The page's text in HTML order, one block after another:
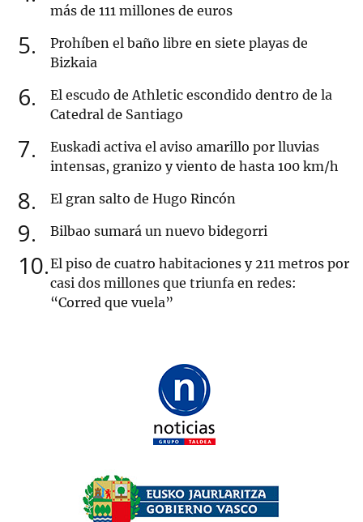
más de 111 millones de euros
5
Prohíben el baño libre en siete playas de
Bizkaia
6
El escudo de Athletic escondido dentro de la
Catedral de Santiago
7
Euskadi activa el aviso amarillo por lluvias
intensas, granizo y viento de hasta 100 km/h
8 El gran salto de Hugo Rincón
9 Bilbao sumará un nuevo bidegorri
10 El piso de cuatro habitaciones y 211 metros por
casi dos millones que triunfa en redes:
“Corred que vuela”